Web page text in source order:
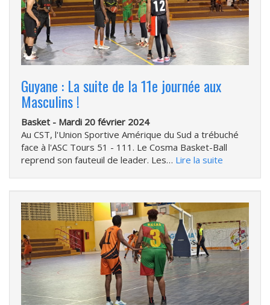
Guyane : La suite de la 11e journée aux
Masculins !
Basket - Mardi 20 février 2024
Au CST, l'Union Sportive Amérique du Sud a trébuché
face à l'ASC Tours 51 - 111. Le Cosma Basket-Ball
reprend son fauteuil de leader. Les… Lire la suite